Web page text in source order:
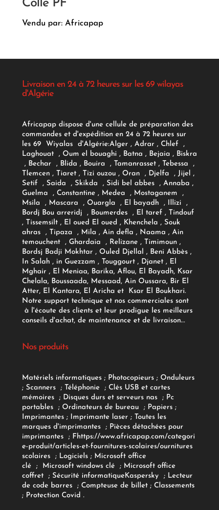
Colle PF
Vendu par: Africapap
Livraison en 24 à 72 heures sur les 69 wilayas
d'Algérie
Africapap dispose d'une cellule de préparation des
commandes et d'expédition en 24 à 72 heures sur
les 69 Wiyalas d'Algérie:Alger , Adrar, Chlef ,
Laghouat , Oum el bouaghi , Batna , Bejaia , Biskra
, Bechar , Blida , Bouira , Tamanrasset , Tebessa ,
Tlemcen , Tiaret , Tizi ouzou , Oran , Djelfa , Jijel ,
Setif , Saida , Skikda , Sidi bel abbes , Annaba ,
Guelma , Constantine , Medea , Mostaganem ,
Msila , Mascara , Ouargla , El bayadh , Illizi ,
Bordj Bou arreridj , Boumerdes , El taref , Tindouf
, Tissemsilt , El oued El oued , Khenchela , Souk
ahras , Tipaza , Mila , Ain defla , Naama , Ain
temouchent , Ghardaia , Relizane , Timimoun ,
Bordsj Badji Mokhtar , Ouled Djellal , Beni Abbès ,
In Salah , in Guezzam , Touggourt , Djanet , El
Mghair , El Meniaa, Barika, Aflou, El Bayadh, Ksar
Chelala, Boussaada, Messaad, Ain Oussara, Bir El
Atter, El Kantara, El Aricha et Ksar El Boukhari.
Notre support technique et nos commerciales sont
à l'écoute des clients et leur prodigue les meilleurs
conseils d'achat, de maintenance et de livraison...
Nos produits
Matériels informatiques; Photocopieurs; Onduleurs
; Scanners ; Téléphonie ; Clés USB et cartes
mémoires
; Disques durs et serveurs nas ; Pc
portables
; Ordinateurs de bureau ; Papiers;
Imprimantes;Imprimante laser; Toutes les
marques d'imprimantes
; Pièces détachées pour
imprimantes
; Fhttps://www.africapap.com/categori
e-produit/articles-et-fournitures-scolaires/ournitures
scolaires; Logiciels ; Microsoft office
clé
; Microsoft windows clé; Microsoft office
coffret ; Sécurité informatiqueKaspersky ; Lecteur
de code barres
; Compteuse de billet; Classements
; Protection Covid .